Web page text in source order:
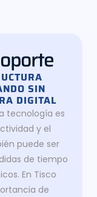
SIN
DIGITAL
tecnología es
y el
puede ser
de tiempo
En Tisco
de